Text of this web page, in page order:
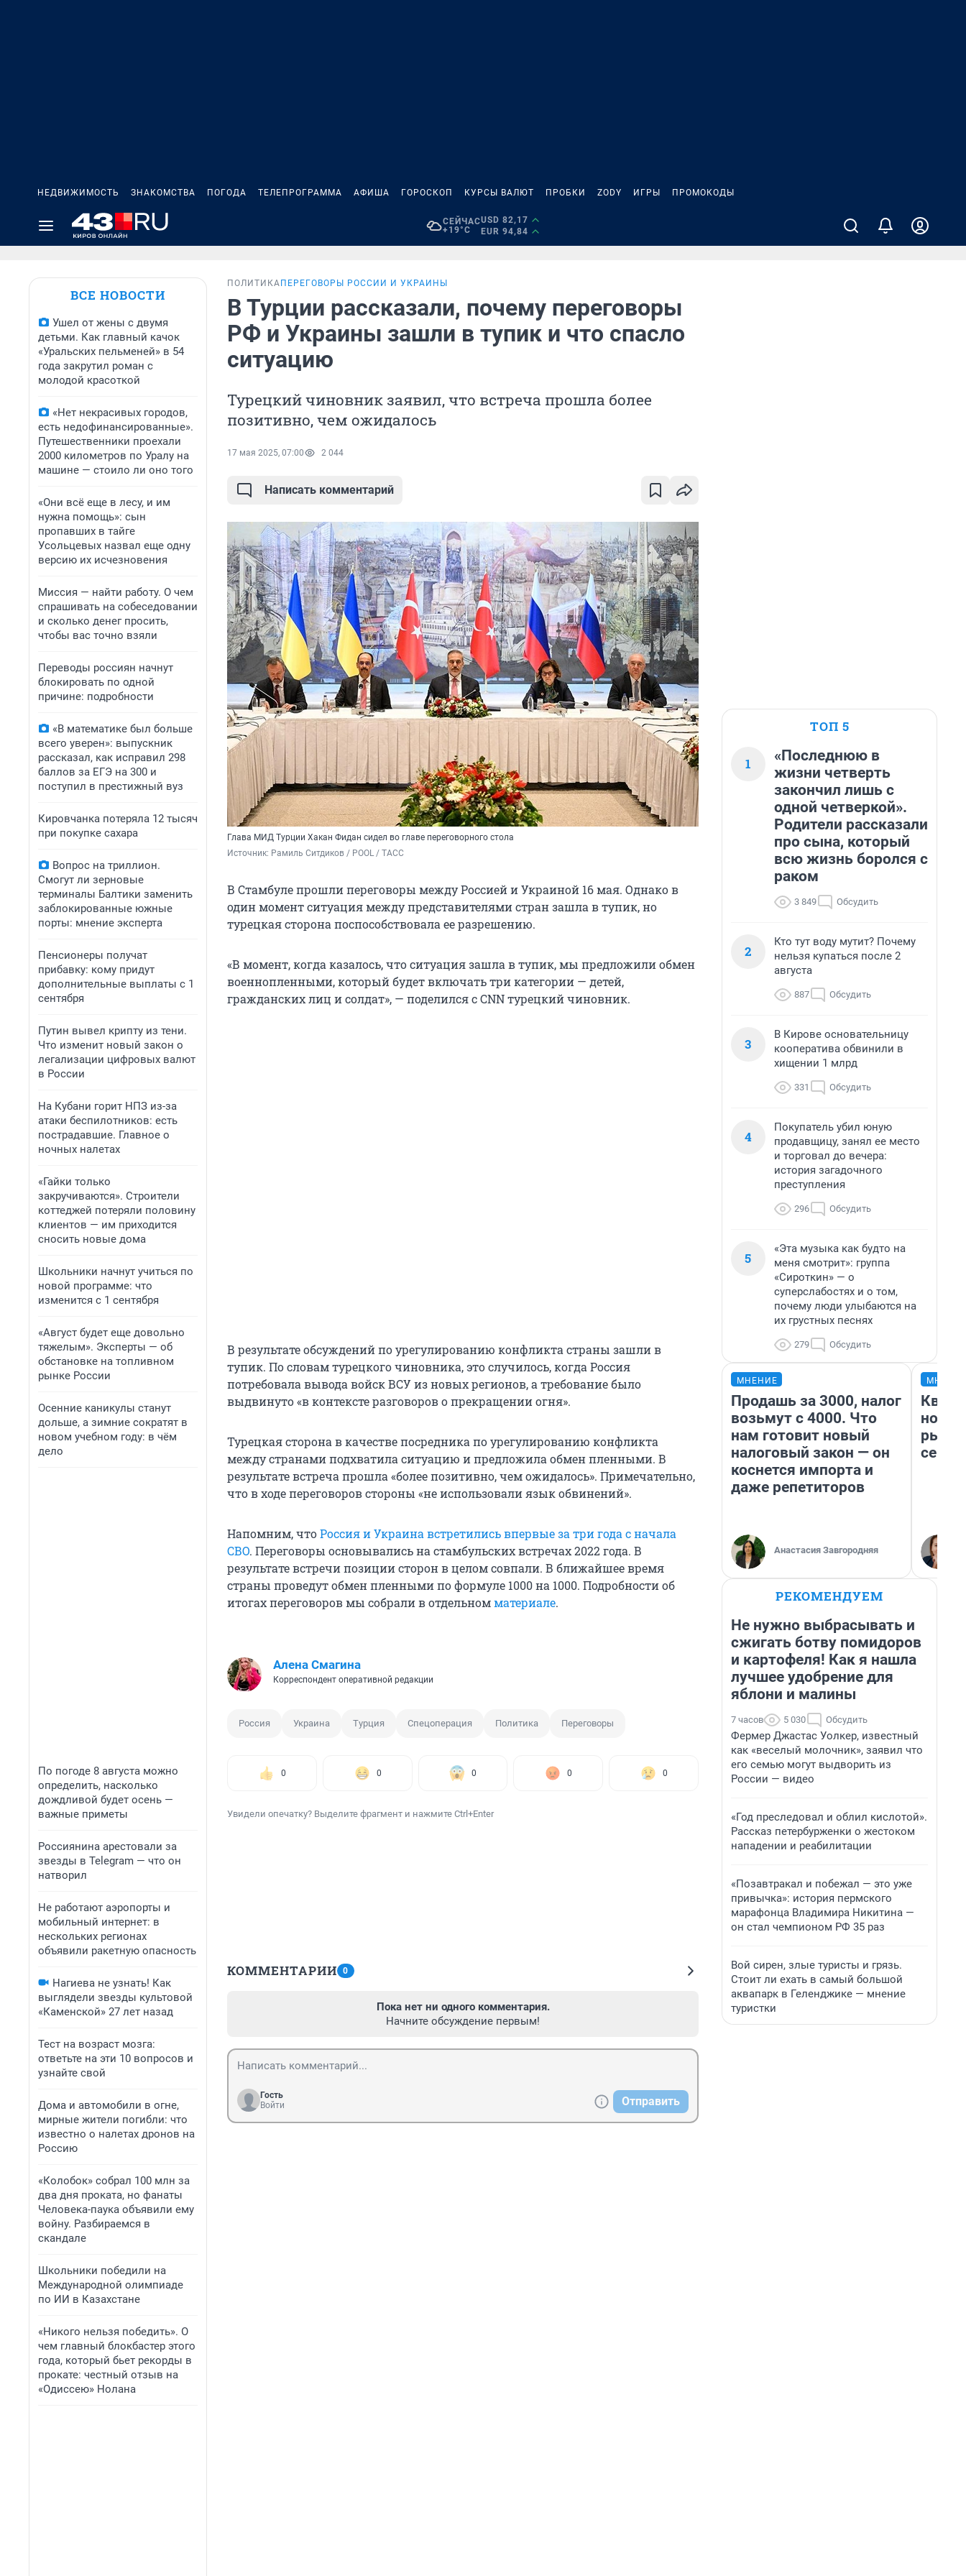
НЕДВИЖИМОСТЬ ЗНАКОМСТВА ПОГОДА ТЕЛЕПРОГРАММА АФИША ГОРОСКОП КУРСЫ ВАЛЮТ ПРОБКИ ZODY ИГРЫ ПРОМОКОДЫ
СЕЙЧАС
+19°C
USD 82,17
EUR 94,84
ВСЕ НОВОСТИ
Ушел от жены с двумя
детьми. Как главный качок
«Уральских пельменей» в 54
года закрутил роман с
молодой красоткой
«Нет некрасивых городов,
есть недофинансированные».
Путешественники проехали
2000 километров по Уралу на
машине — стоило ли оно того
«Они всё еще в лесу, и им
нужна помощь»: сын
пропавших в тайге
Усольцевых назвал еще одну
версию их исчезновения
Миссия — найти работу. О чем
спрашивать на собеседовании
и сколько денег просить,
чтобы вас точно взяли
Переводы россиян начнут
блокировать по одной
причине: подробности
«В математике был больше
всего уверен»: выпускник
рассказал, как исправил 298
баллов за ЕГЭ на 300 и
поступил в престижный вуз
Кировчанка потеряла 12 тысяч
при покупке сахара
Вопрос на триллион.
Смогут ли зерновые
терминалы Балтики заменить
заблокированные южные
порты: мнение эксперта
Пенсионеры получат
прибавку: кому придут
дополнительные выплаты с 1
сентября
Путин вывел крипту из тени.
Что изменит новый закон о
легализации цифровых валют
в России
На Кубани горит НПЗ из-за
атаки беспилотников: есть
пострадавшие. Главное о
ночных налетах
«Гайки только
закручиваются». Строители
коттеджей потеряли половину
клиентов — им приходится
сносить новые дома
Школьники начнут учиться по
новой программе: что
изменится с 1 сентября
«Август будет еще довольно
тяжелым». Эксперты — об
обстановке на топливном
рынке России
Осенние каникулы станут
дольше, а зимние сократят в
новом учебном году: в чём
дело
По погоде 8 августа можно
определить, насколько
дождливой будет осень —
важные приметы
Россиянина арестовали за
звезды в Telegram — что он
натворил
Не работают аэропорты и
мобильный интернет: в
нескольких регионах
объявили ракетную опасность
Нагиева не узнать! Как
выглядели звезды культовой
«Каменской» 27 лет назад
Тест на возраст мозга:
ответьте на эти 10 вопросов и
узнайте свой
Дома и автомобили в огне,
мирные жители погибли: что
известно о налетах дронов на
Россию
«Колобок» собрал 100 млн за
два дня проката, но фанаты
Человека-паука объявили ему
войну. Разбираемся в
скандале
Школьники победили на
Международной олимпиаде
по ИИ в Казахстане
«Никого нельзя победить». О
чем главный блокбастер этого
года, который бьет рекорды в
прокате: честный отзыв на
«Одиссею» Нолана
ПОЛИТИКА ПЕРЕГОВОРЫ РОССИИ И УКРАИНЫ
В Турции рассказали, почему переговоры
РФ и Украины зашли в тупик и что спасло
ситуацию
Турецкий чиновник заявил, что встреча прошла более
позитивно, чем ожидалось
17 мая 2025, 07:00 2 044
Написать комментарий
Глава МИД Турции Хакан Фидан сидел во главе переговорного стола
Источник: Рамиль Ситдиков / POOL / ТАСС
В Стамбуле прошли переговоры между Россией и Украиной 16 мая. Однако в
один момент ситуация между представителями стран зашла в тупик, но
турецкая сторона поспособствовала ее разрешению.
«В момент, когда казалось, что ситуация зашла в тупик, мы предложили обмен
военнопленными, который будет включать три категории — детей,
гражданских лиц и солдат», — поделился с CNN турецкий чиновник.
В результате обсуждений по урегулированию конфликта страны зашли в
тупик. По словам турецкого чиновника, это случилось, когда Россия
потребовала вывода войск ВСУ из новых регионов, а требование было
выдвинуто «в контексте разговоров о прекращении огня».
Турецкая сторона в качестве посредника по урегулированию конфликта
между странами подхватила ситуацию и предложила обмен пленными. В
результате встреча прошла «более позитивно, чем ожидалось». Примечательно,
что в ходе переговоров стороны «не использовали язык обвинений».
Напомним, чтоРоссия и Украина встретились впервые за три года с начала
СВО. Переговоры основывались на стамбульских встречах 2022 года. В
результате встречи позиции сторон в целом совпали. В ближайшее время
страны проведут обмен пленными по формуле 1000 на 1000. Подробности об
итогах переговоров мы собрали в отдельномматериале.
Алена Смагина
Корреспондент оперативной редакции
Россия Украина Турция Спецоперация Политика Переговоры
0 0 0 0 0
Увидели опечатку? Выделите фрагмент и нажмите Ctrl+Enter
КОММЕНТАРИИ 0
Пока нет ни одного комментария.
Начните обсуждение первым!
Гость
Войти
Отправить
ТОП 5
1
«Последнюю в
жизни четверть
закончил лишь с
одной четверкой».
Родители рассказали
про сына, который
всю жизнь боролся с
раком
3 849 Обсудить
2
Кто тут воду мутит? Почему
нельзя купаться после 2
августа
887 Обсудить
3
В Кирове основательницу
кооператива обвинили в
хищении 1 млрд
331 Обсудить
4
Покупатель убил юную
продавщицу, занял ее место
и торговал до вечера:
история загадочного
преступления
296 Обсудить
5
«Эта музыка как будто на
меня смотрит»: группа
«Сироткин» — о
суперслабостях и о том,
почему люди улыбаются на
их грустных песнях
279 Обсудить
МНЕНИЕ
Продашь за 3000, налог
возьмут с 4000. Что
нам готовит новый
налоговый закон — он
коснется импорта и
даже репетиторов
Анастасия Завгородняя
но
РЕКОМЕНДУЕМ
Не нужно выбрасывать и
сжигать ботву помидоров
и картофеля! Как я нашла
лучшее удобрение для
яблони и малины
7 часов 5 030 Обсудить
Фермер Джастас Уолкер, известный
как «веселый молочник», заявил что
его семью могут выдворить из
России — видео
«Год преследовал и облил кислотой».
Рассказ петербурженки о жестоком
нападении и реабилитации
«Позавтракал и побежал — это уже
привычка»: история пермского
марафонца Владимира Никитина —
он стал чемпионом РФ 35 раз
Вой сирен, злые туристы и грязь.
Стоит ли ехать в самый большой
аквапарк в Геленджике — мнение
туристки